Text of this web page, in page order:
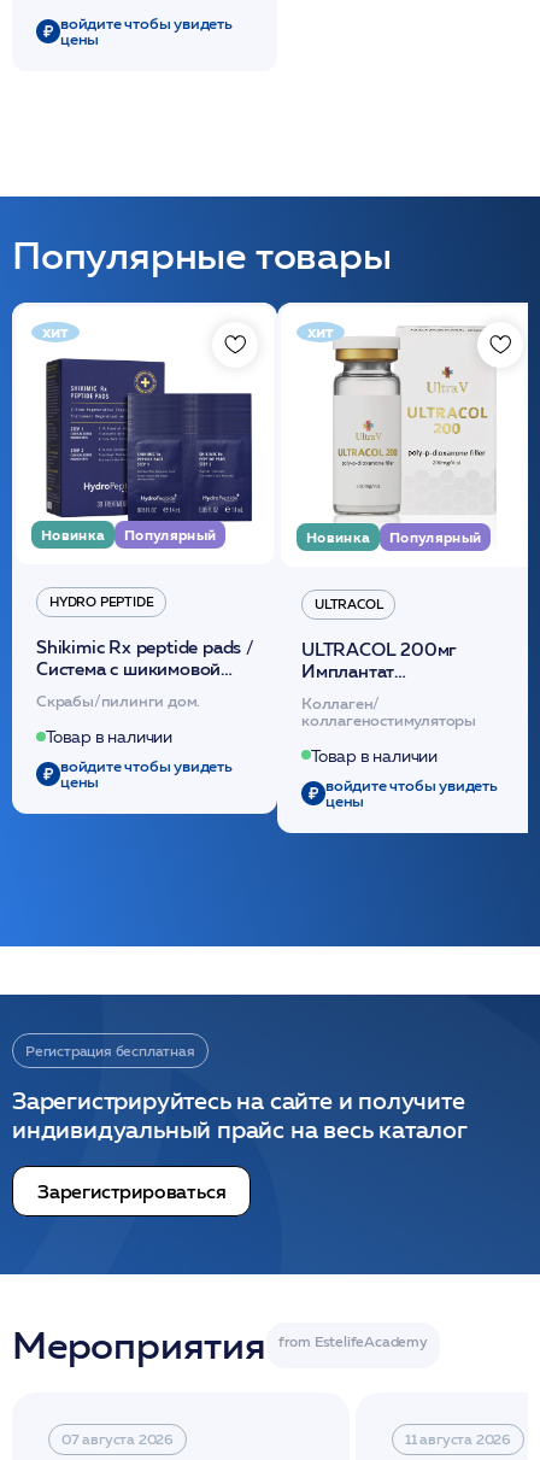
Ampoule
83%/HISTOLAB*
войдите чтобы увидеть
цены
Популярные товары
хит
Новинка Популярный
HYDRO PEPTIDE
Shikimic Rx peptide pads /
Cистема с шикимовой
кислотой обновляющая
(30шт) /HP
Скрабы/пилинги дом.
Товар в наличии
войдите чтобы увидеть
цены
хит
Новинка Популярный
ULTRACOL
ULTRACOL 200мг
Имплантат
внутридермальный,
стерильный на основе
полидиоксанона
/ULTRACOL
Коллаген/
коллагеностимуляторы
Товар в наличии
войдите чтобы увидеть
цены
Регистрация бесплатная
Зарегистрируйтесь на сайте и получите
индивидуальный прайс на весь каталог
Зарегистрироваться
Мероприятия
07 августа 2026 11 августа 2026